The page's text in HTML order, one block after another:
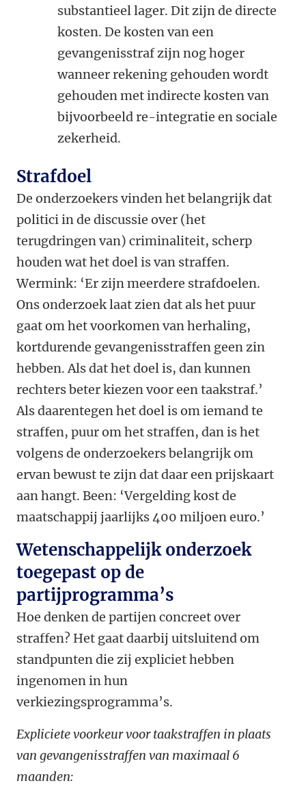
substantieel lager. Dit zijn de directe
kosten. De kosten van een
gevangenisstraf zijn nog hoger
wanneer rekening gehouden wordt
gehouden met indirecte kosten van
bijvoorbeeld re-integratie en sociale
zekerheid.
Strafdoel
De onderzoekers vinden het belangrijk dat
politici in de discussie over (het
terugdringen van) criminaliteit, scherp
houden wat het doel is van straffen.
Wermink: ‘Er zijn meerdere strafdoelen.
Ons onderzoek laat zien dat als het puur
gaat om het voorkomen van herhaling,
kortdurende gevangenisstraffen geen zin
hebben. Als dat het doel is, dan kunnen
rechters beter kiezen voor een taakstraf.’
Als daarentegen het doel is om iemand te
straffen, puur om het straffen, dan is het
volgens de onderzoekers belangrijk om
ervan bewust te zijn dat daar een prijskaart
aan hangt. Been: ‘Vergelding kost de
maatschappij jaarlijks 400 miljoen euro.’
Wetenschappelijk onderzoek
toegepast op de
partijprogramma’s
Hoe denken de partijen concreet over
straffen? Het gaat daarbij uitsluitend om
standpunten die zij expliciet hebben
ingenomen in hun
verkiezingsprogramma’s.
Expliciete voorkeur voor taakstraffen in plaats
van gevangenisstraffen van maximaal 6
maanden: